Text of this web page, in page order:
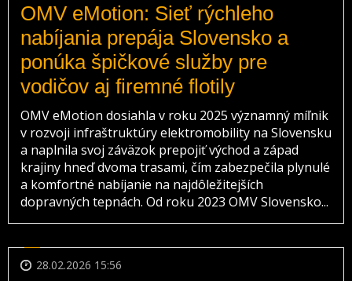
OMV eMotion: Sieť rýchleho
nabíjania prepája Slovensko a
ponúka špičkové služby pre
vodičov aj firemné flotily
OMV eMotion dosiahla v roku 2025 významný míľnik
v rozvoji infraštruktúry elektromobility na Slovensku
a naplnila svoj záväzok prepojiť východ a západ
krajiny hneď dvoma trasami, čím zabezpečila plynulé
a komfortné nabíjanie na najdôležitejších
dopravných tepnách. Od roku 2023 OMV Slovensko...
28.02.2026 15:56